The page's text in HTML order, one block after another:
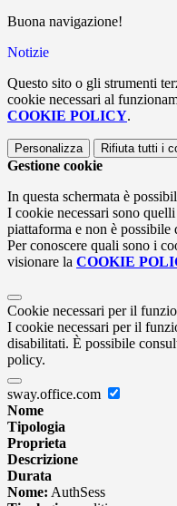
Buona navigazione!
Notizie
Questo sito o gli strumenti
cookie necessari al
COOKIE POLICY.
Personalizza Rifiuta tutti i
Gestione cookie
In questa schermata è
I cookie necessari sono
piattaforma e non è possibile
Per conoscere quali sono i
visionare la COOKIE
Cookie necessari per il
I cookie necessari per il
disabilitati. È possibile
policy.
sway.office.com
Nome
Tipologia
Proprieta
Descrizione
Durata
Nome: AuthSess